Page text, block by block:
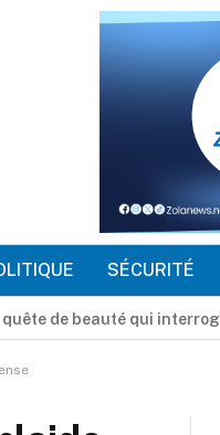
SÉCURITÉ
du potentiel à l’action